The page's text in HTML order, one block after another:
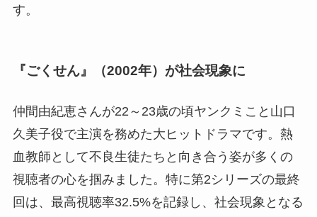
す。
『ごくせん』（2002年）が社会現象に
仲間由紀恵さんが22～23歳の頃ヤンクミこと山口
久美子役で主演を務めた大ヒットドラマです。熱
血教師として不良生徒たちと向き合う姿が多くの
視聴者の心を掴みました。特に第2シリーズの最終
回は、最高視聴率32.5%を記録し、社会現象となる